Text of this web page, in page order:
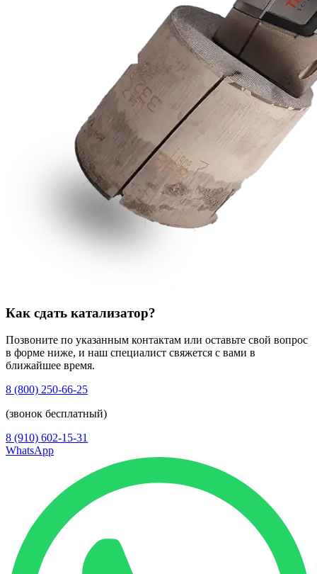
Как сдать катализатор?
Позвоните по указанным контактам или оставьте свой вопрос
в форме ниже, и наш специалист свяжется с вами в
ближайшее время.
8 (800) 250-66-25
(звонок бесплатный)
8 (910) 602-15-31
WhatsApp